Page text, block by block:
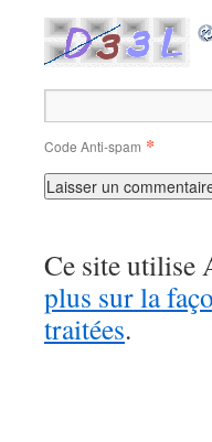
Code Anti-spam *
Ce site utilise
plus sur la
traitées.